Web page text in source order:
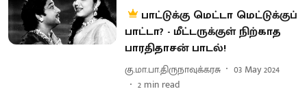
பாட்டுக்கு மெட்டா மெட்டுக்குப்
பாட்டா? - மீட்டருக்குள் நிற்காத
பாரதிதாசன் பாடல்!
கு.மா.பா.திருநாவுக்கரசு
03 May 2024
2 min read